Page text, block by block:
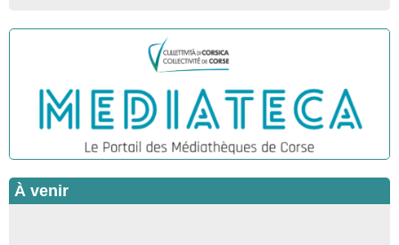
Exposition des œuvres de Dominique Malberti Morin :
"Racines, peintures acryliques et aquarelles" - Mediateca
territuriale di Santa Lucia di Tallà
Animation : "Petits lecteurs" - Médiathèque - Pitretu è
Bicchisgià
Veillée de contes à la forêt enchantée "U Mondu ditu
mignuleddu" par la Caravane de Conteurs - Currà
Spectacle musical : "Viaghju in Corsica cù Regina & Bruno",
hommage au duo mythique de la chanson corse interprété par
À venir